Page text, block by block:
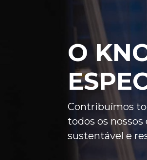
O
Contribuímos
todos os
sustentável e